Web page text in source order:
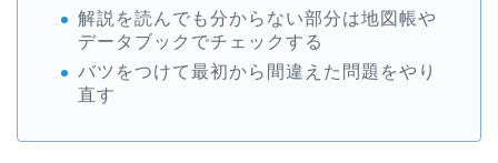
解説を読んでも分からない部分は地図帳や
データブックでチェックする
バツをつけて最初から間違えた問題をやり
直す